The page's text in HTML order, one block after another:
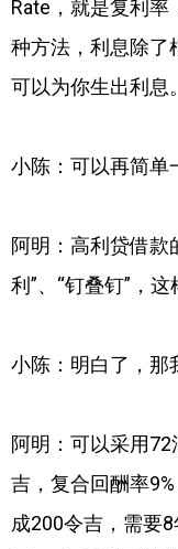
Rate，就是复利
种方法，利息除了
可以为你生出利息。
小陈：可以再简单
阿明：高利贷借款
利”、“钉叠钉”，
小陈：明白了，那
阿明：可以采用
吉，复合回酬率
成200令吉，需要